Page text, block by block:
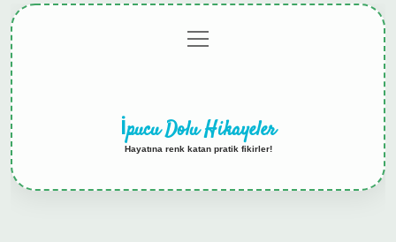
menüyü
aç
İpucu Dolu Hikayeler
Hayatına renk katan pratik fikirler!